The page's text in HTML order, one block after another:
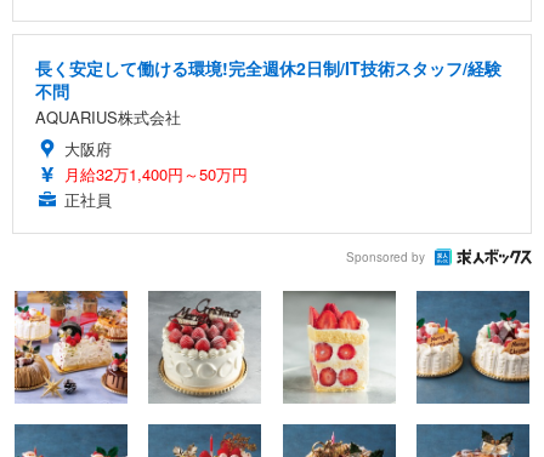
長く安定して働ける環境!完全週休2日制/IT技術スタッフ/経験
不問
AQUARIUS株式会社
大阪府
月給32万1,400円～50万円
正社員
Sponsored by